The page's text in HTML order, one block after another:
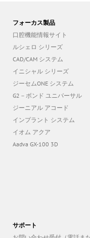
フォーカス製品
口腔機能情報サイト
ルシェロ シリーズ
CAD/CAM システム
イニシャル シリーズ
G2－ボンド ユニバーサル
ジーニアル アコード
インプラント システム
イオム アクア
サポート